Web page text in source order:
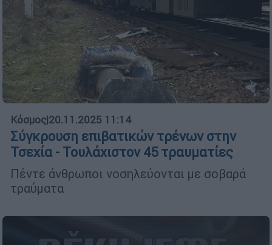
Κόσμος|20.11.2025 11:14
Σύγκρουση επιβατικών τρένων στην
Τσεχία - Τουλάχιστον 45 τραυματίες
Πέντε άνθρωποι νοσηλεύονται με σοβαρά
τραύματα